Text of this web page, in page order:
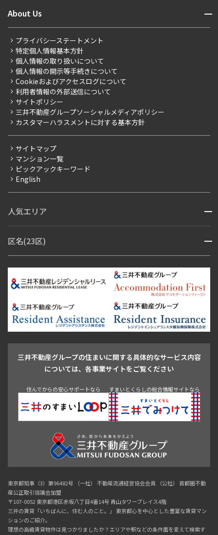
新着募集情報
こだわりから探す
こだわり一覧
プレミアムマンション
新築
当社限定（港区・渋谷区）
当社限定（港区・渋谷区以外）
三井不動産企画
賃料改定
フリーレント
ペット可
ブランドマンション
住まいのコラム
会員ページ
ご入居・提携サービス
お部屋探しからご契約まで
よくあるご質問
社宅紹介
【仲介会社様向け】当社仲介事業部取り扱い物件入居申込
About Us 開閉
会社情報
事業案内
採用情報
ニュースリリース
お問い合わせ
プライバシーステートメント
特定個人情報基本方針
個人情報の取り扱いについて
個人情報の開示等手続きについて
Cookieおよびアクセスログについて
利用者情報の外部送信について
サイトポリシー
三井不動産グループソーシャルメディアポリシー
カスタマーハラスメントに対する基本方針
サイトマップ
マンション一覧
ピックアックキーワード
English
人気エリア 開閉
青山・表参道・原宿
市ヶ谷・神楽坂・飯田橋
三田・芝・浜松町
芝浦・汐留・品川
月島・勝どき・豊洲
本郷・春日・小石川
目白・高田馬場・早稲田
池尻大橋・三軒茶屋
祐天寺・学芸大学・自由が丘
駒沢・用賀・二子玉川
成城・砧
池袋・板橋・王子
青山 渋谷 東京・大手町 新宿 品川
目黒・中目黒
区名(23区) 開閉
江東区 台東区 墨田区
中野区
豊島区
杉並区 板橋区 練馬区 荒川区
足立区
葛飾区
江戸川区
三井不動産グループの住まいに関する具体的なサービス内容
については、各事業サイトをご覧ください
住んでからの安心サポートなら すまいとくらしの総合情報サイトなら
東京都知事（3）第96482号 （一社） 不動産流通経営協会会員 （公社） 首都圏不動
産公正取引協議会加盟
〒107-0052 東京都港区赤坂八丁目4番14号 青山タワープレイス4階
三井の賃貸「いちばんに、住む人のこと。」 東京都心を中心とした豊富な賃貸マン
ションのご紹介。
理想の高級賃貸物件は見つかりましたか？エリアや駅などの条件面を変えて検索す